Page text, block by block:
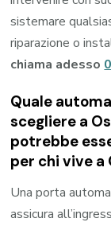
sistemare
riparazione o
chiama adesso
Quale
scegliere a
potrebbe
per chi vive a
Una porta
assicura